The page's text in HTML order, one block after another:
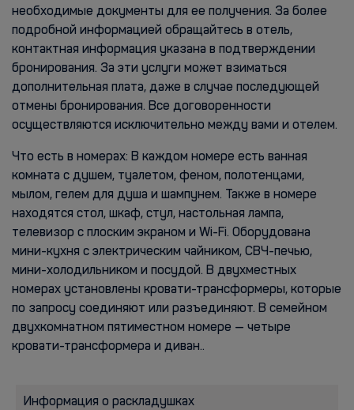
необходимые документы для ее получения. За более
подробной информацией обращайтесь в отель,
контактная информация указана в подтверждении
бронирования. За эти услуги может взиматься
дополнительная плата, даже в случае последующей
отмены бронирования. Все договоренности
осуществляются исключительно между вами и отелем.
Что есть в номерах: В каждом номере есть ванная
комната с душем, туалетом, феном, полотенцами,
мылом, гелем для душа и шампунем. Также в номере
находятся стол, шкаф, стул, настольная лампа,
телевизор с плоским экраном и Wi-Fi. Оборудована
мини-кухня с электрическим чайником, СВЧ-печью,
мини-холодильником и посудой. В двухместных
номерах установлены кровати-трансформеры, которые
по запросу соединяют или разъединяют. В семейном
двухкомнатном пятиместном номере — четыре
кровати-трансформера и диван..
Информация о раскладушках